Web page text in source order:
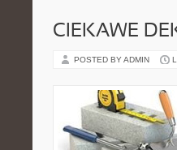
CIEKAWE
POSTED BY ADMIN